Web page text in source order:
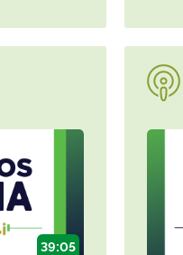
39:05